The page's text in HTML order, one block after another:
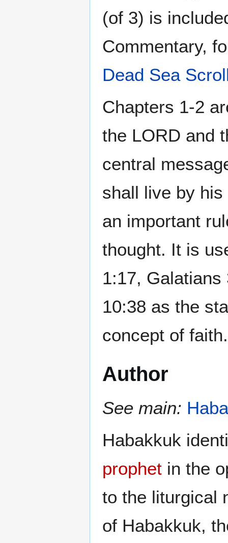
(of 3) is
Commentary,
Dead Sea
Chapters 1-2
the LORD and
central
shall live by
an important
thought. It is
1:17, Galatians
10:38 as the
concept of faith.
Author
See main:
Habakkuk
prophet in the
to the liturgical
of Habakkuk,